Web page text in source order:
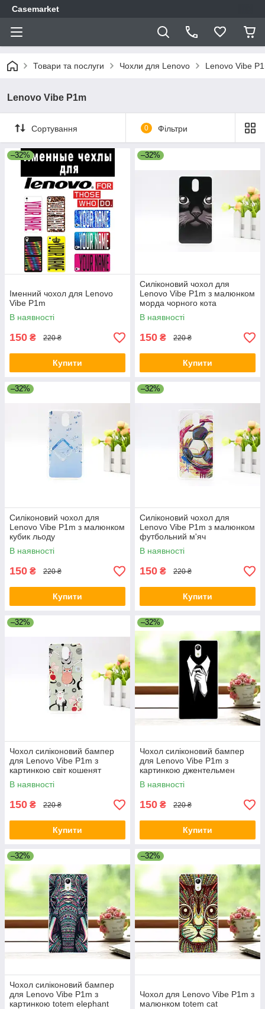
Casemarket
Товари та послуги Чохли для Lenovo Lenovo Vibe
Lenovo Vibe P1m
Сортування 0 Фільтри
–32%
Іменний чохол для Lenovo
Vibe P1m
В наявності
150 ₴ 220 ₴
Купити
–32%
Силіконовий чохол для
Lenovo Vibe P1m з малюнком
морда чорного кота
В наявності
150 ₴ 220 ₴
Купити
–32%
Силіконовий чохол для
Lenovo Vibe P1m з малюнком
кубик льоду
В наявності
150 ₴ 220 ₴
Купити
–32%
Силіконовий чохол для
Lenovo Vibe P1m з малюнком
футбольний м'яч
В наявності
150 ₴ 220 ₴
Купити
–32%
Чохол силіконовий бампер
для Lenovo Vibe P1m з
картинкою світ кошенят
В наявності
150 ₴ 220 ₴
Купити
–32%
Чохол силіконовий бампер
для Lenovo Vibe P1m з
картинкою джентельмен
В наявності
150 ₴ 220 ₴
Купити
–32%
Чохол силіконовий бампер
для Lenovo Vibe P1m з
картинкою totem elephant
–32%
Чохол для Lenovo Vibe P1m з
малюнком totem cat